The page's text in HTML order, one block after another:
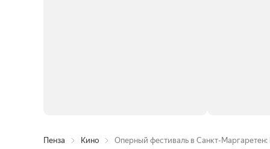
Пенза Кино Оперный фестиваль в Санкт-Маргаретен: